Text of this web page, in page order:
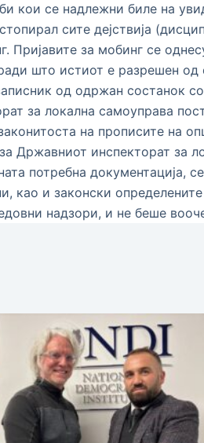
кои се надлежни биле на
сите дејствија
Пријавите за мобинг се
што истиот е разрешен
од одржан состанок
за локална самоуправа
на прописите на
Државниот инспекторат за
потребна документација,
као и законски
надзори, и не беше